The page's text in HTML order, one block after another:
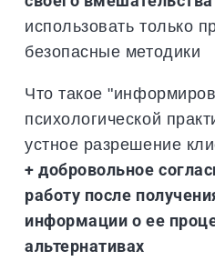
использовать только
безопасные методики
Что такое
психологической
устное разрешение
+ добровольное
работу после
информации о ее
альтернативах